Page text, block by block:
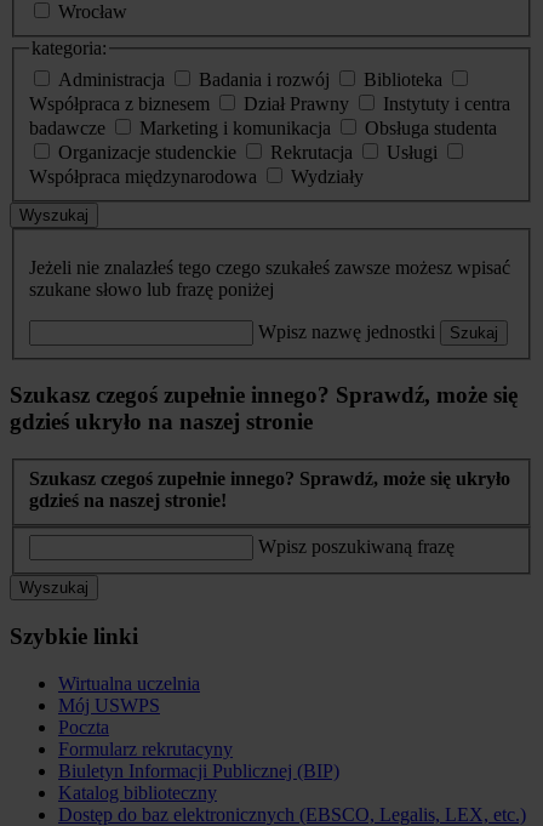
Wrocław
kategoria:
Administracja
Badania i rozwój
Biblioteka
Współpraca z biznesem
Dział Prawny
Instytuty i centra
badawcze
Marketing i komunikacja
Obsługa studenta
Organizacje studenckie
Rekrutacja
Usługi
Współpraca międzynarodowa
Wydziały
Wyszukaj
Jeżeli nie znalazłeś tego czego szukałeś zawsze możesz wpisać
szukane słowo lub frazę poniżej
Wpisz nazwę jednostki Szukaj
Szukasz czegoś zupełnie innego? Sprawdź, może się
gdzieś ukryło na naszej stronie
Szukasz czegoś zupełnie innego? Sprawdź, może się ukryło
gdzieś na naszej stronie!
Wpisz poszukiwaną frazę
Wyszukaj
Szybkie linki
Wirtualna uczelnia
Mój USWPS
Poczta
Formularz rekrutacyny
Biuletyn Informacji Publicznej (BIP)
Katalog biblioteczny
Dostęp do baz elektronicznych (EBSCO, Legalis, LEX, etc.)